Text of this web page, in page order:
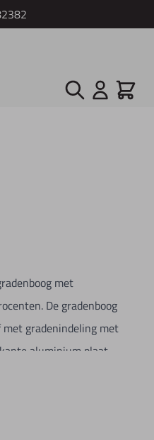
Zoek Cart
met
De gradenboog
gradenindeling met
aluminium plaat.